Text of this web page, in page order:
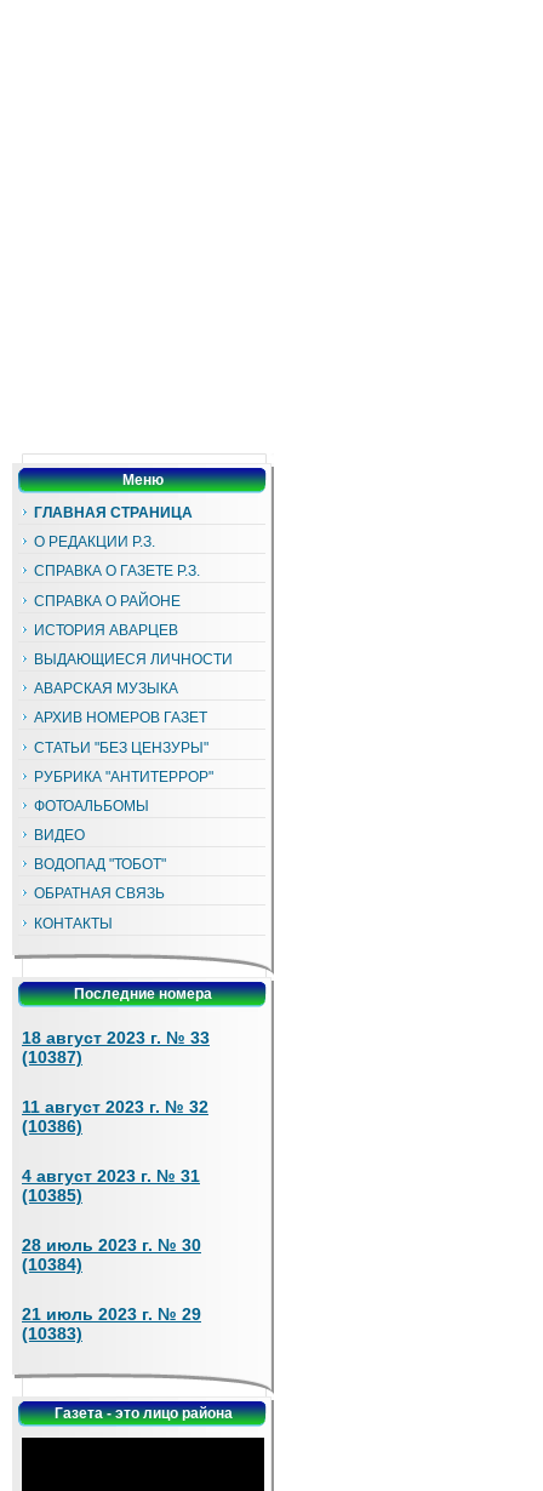
Меню
ГЛАВНАЯ СТРАНИЦА
О РЕДАКЦИИ Р.З.
СПРАВКА О ГАЗЕТЕ Р.З.
СПРАВКА О РАЙОНЕ
ИСТОРИЯ АВАРЦЕВ
ВЫДАЮЩИЕСЯ ЛИЧНОСТИ
АВАРСКАЯ МУЗЫКА
АРХИВ НОМЕРОВ ГАЗЕТ
СТАТЬИ "БЕЗ ЦЕНЗУРЫ"
РУБРИКА "АНТИТЕРРОР"
ФОТОАЛЬБОМЫ
ВИДЕО
ВОДОПАД "ТОБОТ"
ОБРАТНАЯ СВЯЗЬ
КОНТАКТЫ
Последние номера
18 август 2023 г. № 33
(10387)
11 август 2023 г. № 32
(10386)
4 август 2023 г. № 31
(10385)
28 июль 2023 г. № 30
(10384)
21 июль 2023 г. № 29
(10383)
Газета - это лицо района